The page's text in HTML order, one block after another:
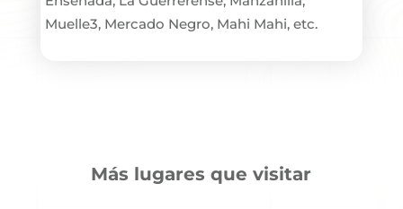
Muelle3, Mercado Negro, Mahi Mahi, etc.
Más lugares que visitar